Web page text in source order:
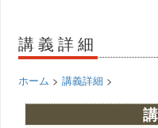
講義詳細
ホーム >講義詳細 >